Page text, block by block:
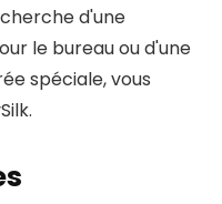
d'une
le bureau ou d'une
spéciale, vous